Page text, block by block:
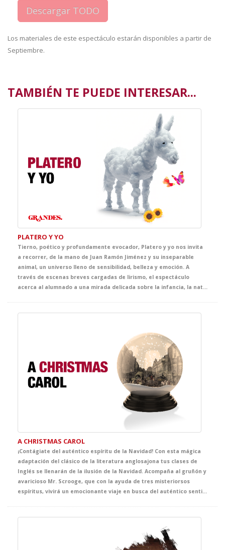
Los materiales de este espectáculo estarán disponibles a partir de
Septiembre.
TAMBIÉN TE PUEDE INTERESAR...
PLATERO Y YO
Tierno, poético y profundamente evocador, Platero y yo nos invita
a recorrer, de la mano de Juan Ramón Jiménez y su inseparable
animal, un universo lleno de sensibilidad, belleza y emoción. A
través de escenas breves cargadas de lirismo, el espectáculo
A CHRISTMAS CAROL
¡Contágiate del auténtico espíritu de la Navidad! Con esta mágica
adaptación del clásico de la literatura anglosajona tus clases de
Inglés se llenarán de la ilusión de la Navidad. Acompaña al gruñón y
avaricioso Mr. Scrooge, que con la ayuda de tres misteriorsos